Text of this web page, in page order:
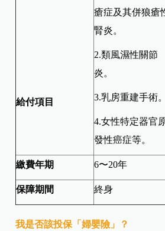
給付項目
瘡症及其併狼瘡
腎炎。
2.類風濕性關節
炎。
3.乳房重建手術。
4.女性特定器官
發性癌症等。
繳費年期 6〜20年
保障期間 終身
我是否該投保「婦嬰險」？